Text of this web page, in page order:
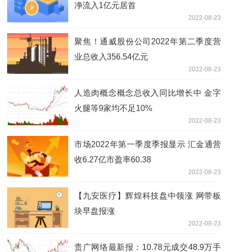
净流入1亿元居首
2022-08-23
聚焦！通威股份公司2022年第二季度营
业总收入356.54亿元
2022-08-23
人造肉概念概念总收入同比增长中 金字
火腿等9家均不足10%
2022-08-23
市场2022年第一季度季报显示 汇金通营
收6.27亿市盈率60.38
2022-08-23
【九安医疗】辉煌科技盘中领涨 网带板
块早盘报涨
2022-08-23
贵广网络最新报：10.78元成交48.9万手